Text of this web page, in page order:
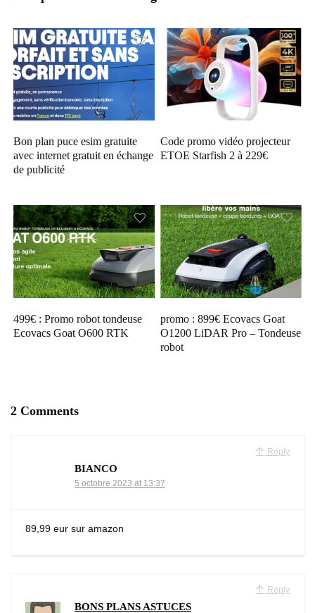
Bon plan puce esim gratuite
avec internet gratuit en échange
de publicité
Code promo vidéo projecteur
ETOE Starfish 2 à 229€
499€ : Promo robot tondeuse
Ecovacs Goat O600 RTK
promo : 899€ Ecovacs Goat
O1200 LiDAR Pro – Tondeuse
robot
2 Comments
Reply
BIANCO
5 octobre 2023 at 13:37
89,99 eur sur amazon
Reply
BONS PLANS ASTUCES